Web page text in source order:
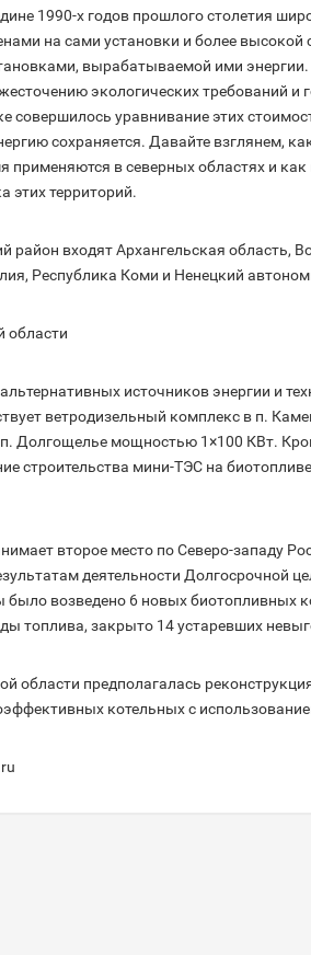
1990-х годов прошлого столетия
на сами установки и более высокой
вырабатываемой ими
экологических требований и
совершилось уравнивание этих
сохраняется. Давайте взглянем,
применяются в северных областях и как
этих территорий.
район входят Архангельская область,
Республика Коми и Ненецкий
области
источников энергии и
ветродизельный комплекс в п.
Долгощелье мощностью 1×100 КВт.
строительства мини-ТЭС на
второе место по Северо-западу
деятельности Долгосрочной
было возведено 6 новых биотопливных
топлива, закрыто 14 устаревших
области предполагалась
котельных с